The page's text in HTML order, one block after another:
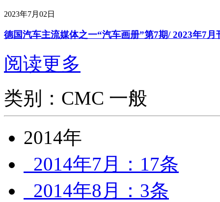
2023年7月02日
德国汽车主流媒体之一“汽车画册”第7期/ 2023年7月
阅读更多
类别：CMC 一般
2014年
2014年7月：17条
2014年8月：3条